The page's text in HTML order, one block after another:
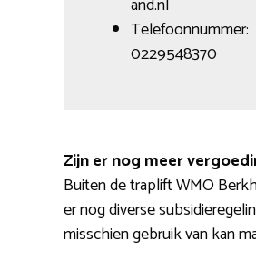
and.nl
Telefoonnummer:
0229548370
Zijn er nog meer
Buiten de traplift WMO
er nog diverse
misschien gebruik van kan